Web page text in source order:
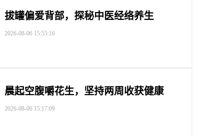
拔罐偏爱背部，探秘中医经络养生
2026-08-06 15:55:16
晨起空腹嚼花生，坚持两周收获健康
2026-08-06 15:17:09